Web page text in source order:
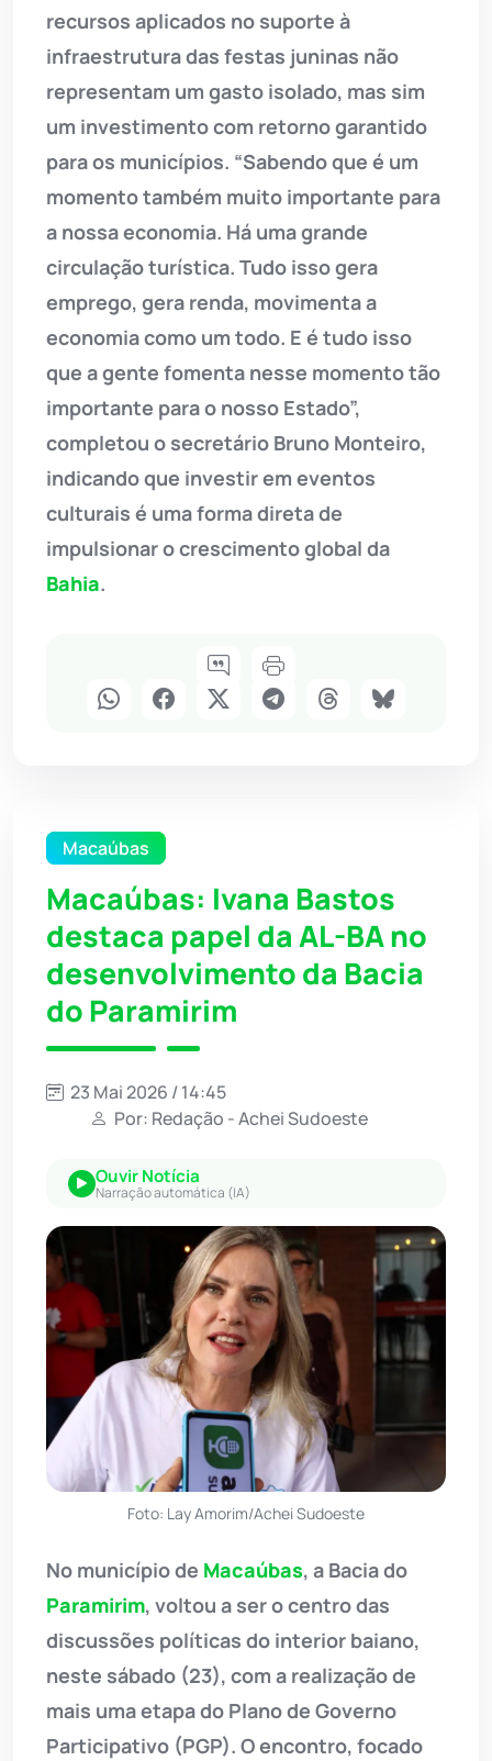
recursos aplicados no suporte à
infraestrutura das festas juninas não
representam um gasto isolado, mas sim
um investimento com retorno garantido
para os municípios. “Sabendo que é um
momento também muito importante para
a nossa economia. Há uma grande
circulação turística. Tudo isso gera
emprego, gera renda, movimenta a
economia como um todo. E é tudo isso
que a gente fomenta nesse momento tão
importante para o nosso Estado”,
completou o secretário Bruno Monteiro,
indicando que investir em eventos
culturais é uma forma direta de
impulsionar o crescimento global da
Bahia.
Macaúbas
Macaúbas: Ivana Bastos
destaca papel da AL-BA no
desenvolvimento da Bacia
do Paramirim
23 Mai 2026 / 14:45
Por: Redação - Achei Sudoeste
Ouvir Notícia
Narração automática (IA)
Foto: Lay Amorim/Achei Sudoeste
No município de Macaúbas, a Bacia do
Paramirim, voltou a ser o centro das
discussões políticas do interior baiano,
neste sábado (23), com a realização de
mais uma etapa do Plano de Governo
Participativo (PGP). O encontro, focado